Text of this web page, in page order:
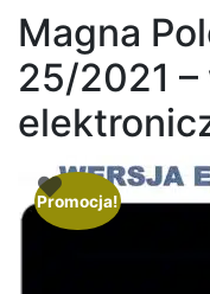
Magna
25/2021 –
Promocja!